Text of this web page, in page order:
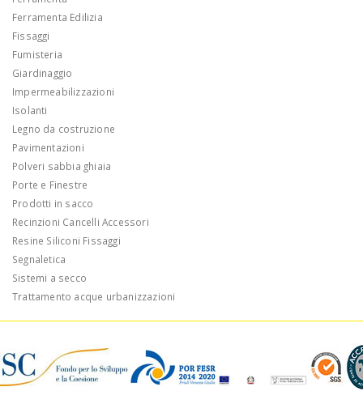
Ferramenta Edilizia
Fissaggi
Fumisteria
Giardinaggio
Impermeabilizzazioni
Isolanti
Legno da costruzione
Pavimentazioni
Polveri sabbia ghiaia
Porte e Finestre
Prodotti in sacco
Recinzioni Cancelli Accessori
Resine Siliconi Fissaggi
Segnaletica
Sistemi a secco
Trattamento acque urbanizzazioni